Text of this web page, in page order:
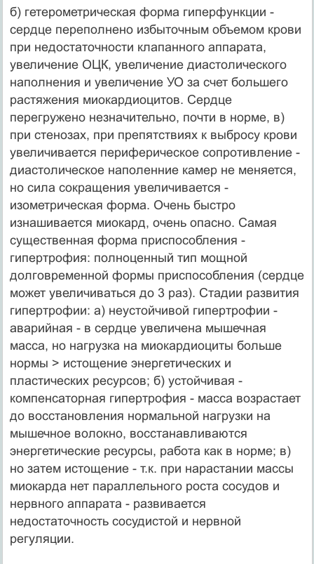
б) гетерометрическая форма гиперфункции -
сердце переполнено избыточным объемом крови
при недостаточности клапанного аппарата,
увеличение ОЦК, увеличение диастолического
наполнения и увеличение УО за счет большего
растяжения миокардиоцитов. Сердце
перегружено незначительно, почти в норме, в)
при стенозах, при препятствиях к выбросу крови
увеличивается периферическое сопротивление -
диастолическое наполенние камер не меняется,
но сила сокращения увеличивается -
изометрическая форма. Очень быстро
изнашивается миокард, очень опасно. Самая
существенная форма приспособления -
гипертрофия: полноценный тип мощной
долговременной формы приспособления (сердце
может увеличиваться до 3 раз). Стадии развития
гипертрофии: а) неустойчивой гипертрофии -
аварийная - в сердце увеличена мышечная
масса, но нагрузка на миокардиоциты больше
нормы > истощение энергетических и
пластических ресурсов; б) устойчивая -
компенсаторная гипертрофия - масса возрастает
до восстановления нормальной нагрузки на
мышечное волокно, восстанавливаются
энергетические ресурсы, работа как в норме; в)
но затем истощение - т.к. при нарастании массы
миокарда нет параллельного роста сосудов и
нервного аппарата - развивается
недостаточность сосудистой и нервной
регуляции.